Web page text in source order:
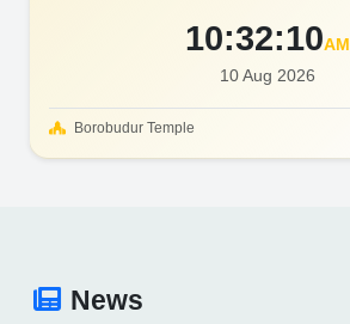
10:32:12AM
10 Aug 2026
Borobudur Temple
News